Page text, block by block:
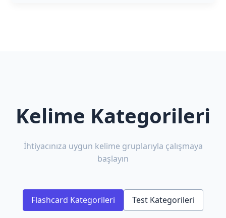
Kelime Kategorileri
İhtiyacınıza uygun kelime gruplarıyla çalışmaya
başlayın
Flashcard Kategorileri Test Kategorileri